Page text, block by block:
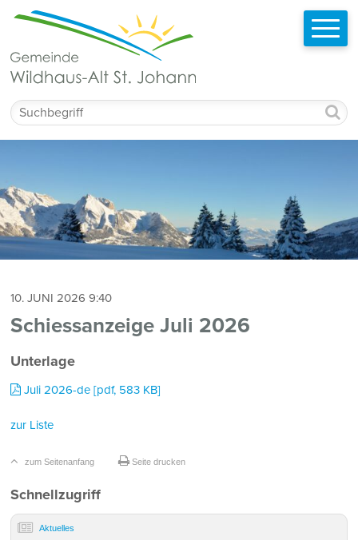
Navigieren in Wildhaus-Alt St. Johann
Schnellnavigation
Suchbegriff
Schiessanzeige Juli 2026
10. JUNI 2026 9:40
Unterlage
Juli 2026-de [pdf, 583 KB]
zur Liste
zum Seitenanfang Seite drucken
Sidebar
Schnellzugriff
Aktuelles